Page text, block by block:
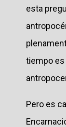
esta
tiempo
Pero es